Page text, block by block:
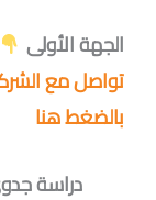
الجهة الأولى
تواصل مع
بالضغط هنا
دراسة